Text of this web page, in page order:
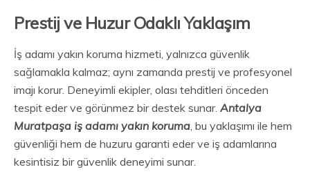
Prestij ve Huzur Odaklı Yaklaşım
İş adamı yakın koruma hizmeti, yalnızca güvenlik
sağlamakla kalmaz; aynı zamanda prestij ve profesyonel
imajı korur. Deneyimli ekipler, olası tehditleri önceden
tespit eder ve görünmez bir destek sunar. Antalya
Muratpaşa iş adamı yakın koruma , bu yaklaşımı ile hem
güvenliği hem de huzuru garanti eder ve iş adamlarına
kesintisiz bir güvenlik deneyimi sunar.